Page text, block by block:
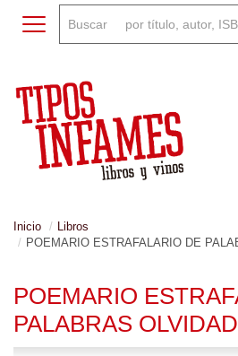
Toggle navigation
Inicio
Libros
POEMARIO ESTRAFALARIO DE
POEMARIO
PALABRAS